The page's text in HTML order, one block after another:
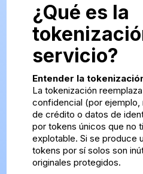
¿Qué es la
servicio?
Entender la
La tokenización
confidencial (por ejemplo,
de crédito o datos de
por tokens únicos que no
explotable. Si se produce
tokens por sí solos son
originales protegidos.